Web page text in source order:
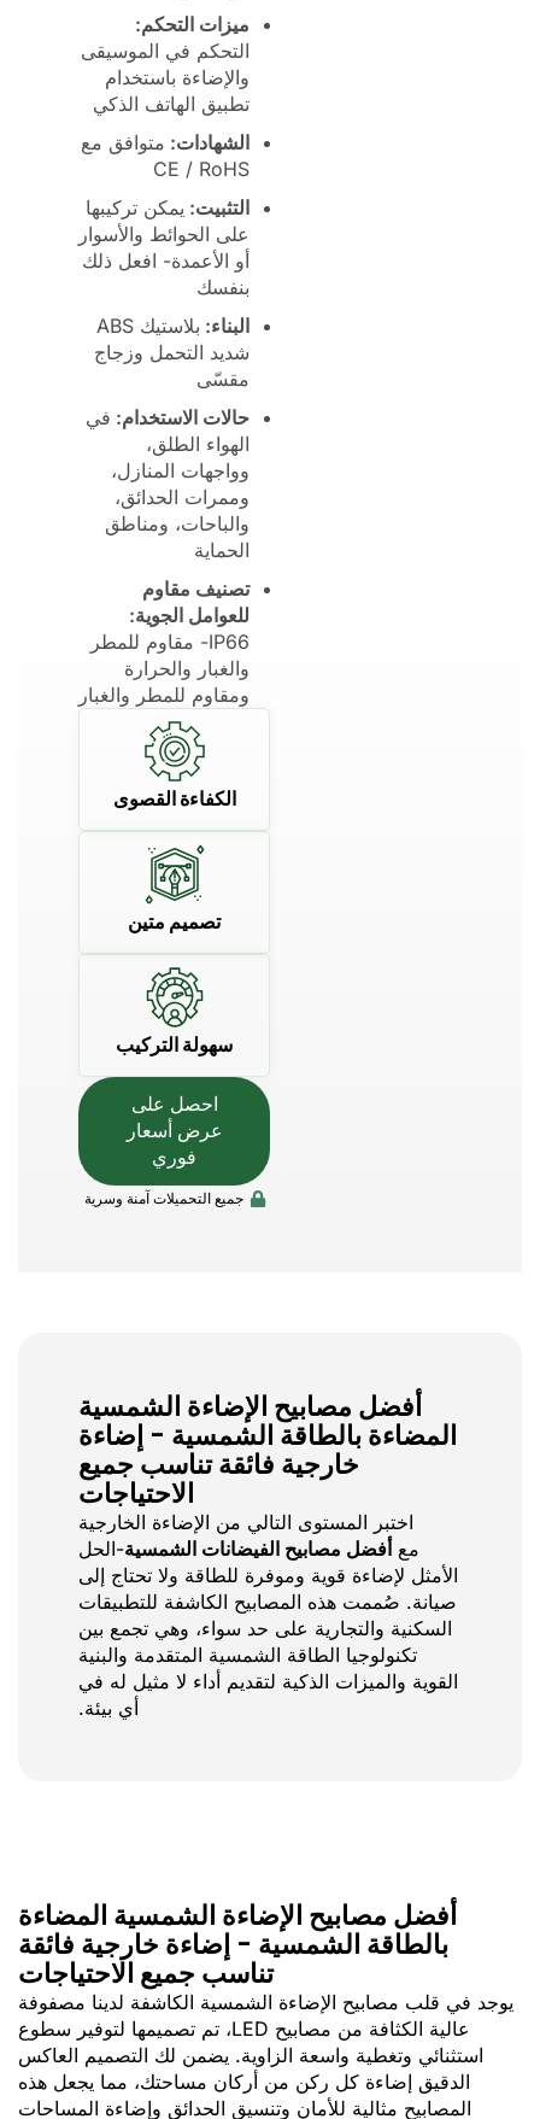
ميزات التحكم:
التحكم في الموسيقى
والإضاءة باستخدام
تطبيق الهاتف الذكي
الشهادات: متوافق مع
CE / RoHS
التثبيت: يمكن تركيبها
على الحوائط والأسوار
أو الأعمدة- افعل ذلك
بنفسك
البناء:
بلاستيك ABS
شديد التحمل وزجاج
مقسّى
حالات الاستخدام: في
الهواء الطلق،
وواجهات المنازل،
وممرات الحدائق،
والباحات، ومناطق
الحماية
تصنيف مقاوم
للعوامل الجوية:
IP66- مقاوم للمطر
والغبار والحرارة
ومقاوم للمطر والغبار
الكفاءة القصوى
تصميم متين
سهولة التركيب
احصل على
عرض أسعار
فوري
جميع التحميلات آمنة وسرية
أفضل مصابيح الإضاءة الشمسية
المضاءة بالطاقة الشمسية - إضاءة
خارجية فائقة تناسب جميع
الاحتياجات
اختبر المستوى التالي من الإضاءة الخارجية
مع أفضل مصابيح الفيضانات الشمسية-الحل
الأمثل لإضاءة قوية وموفرة للطاقة ولا تحتاج إلى
صيانة. صُممت هذه المصابيح الكاشفة للتطبيقات
السكنية والتجارية على حد سواء، وهي تجمع بين
تكنولوجيا الطاقة الشمسية المتقدمة والبنية
القوية والميزات الذكية لتقديم أداء لا مثيل له في
أي بيئة.
أفضل مصابيح الإضاءة الشمسية المضاءة
بالطاقة الشمسية - إضاءة خارجية فائقة
تناسب جميع الاحتياجات
يوجد في قلب مصابيح الإضاءة الشمسية الكاشفة لدينا مصفوفة
عالية الكثافة من مصابيح LED، تم تصميمها لتوفير سطوع
استثنائي وتغطية واسعة الزاوية. يضمن لك التصميم العاكس
الدقيق إضاءة كل ركن من أركان مساحتك، مما يجعل هذه
المصابيح مثالية للأمان وتنسيق الحدائق وإضاءة المساحات